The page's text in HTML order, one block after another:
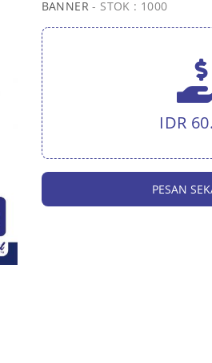
BANNER- STOK : 1000
IDR
PESAN